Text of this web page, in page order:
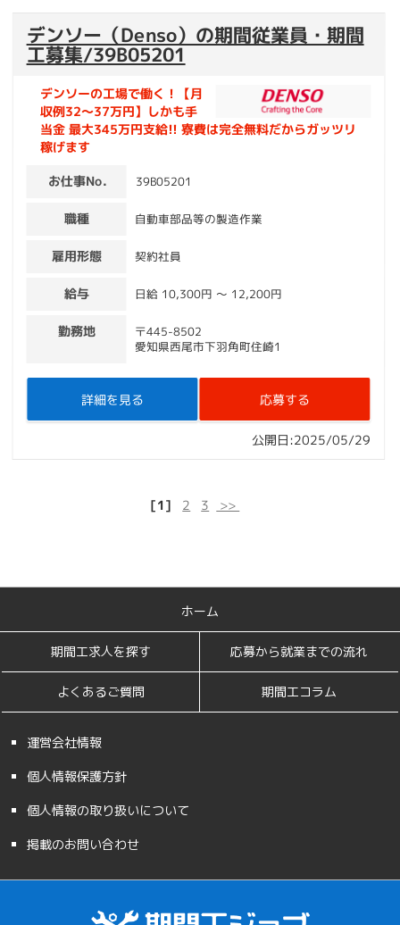
デンソー（Denso）の期間従業員・期間
工募集/39B05201
デンソーの工場で働く！【月
収例32～37万円】しかも手
当金 最大345万円支給!! 寮費は完全無料だからガッツリ
稼げます
お仕事No. 39B05201
職種 自動車部品等の製造作業
雇用形態 契約社員
給与 日給 10,300円 〜 12,200円
勤務地 〒445-8502
愛知県西尾市下羽角町住崎1
応募する
詳細を見る
公開日:2025/05/29
[1] 2 3 >>
ホーム
期間工求人を探す 応募から就業までの流れ
よくあるご質問 期間工コラム
運営会社情報
個人情報保護方針
個人情報の取り扱いについて
掲載のお問い合わせ